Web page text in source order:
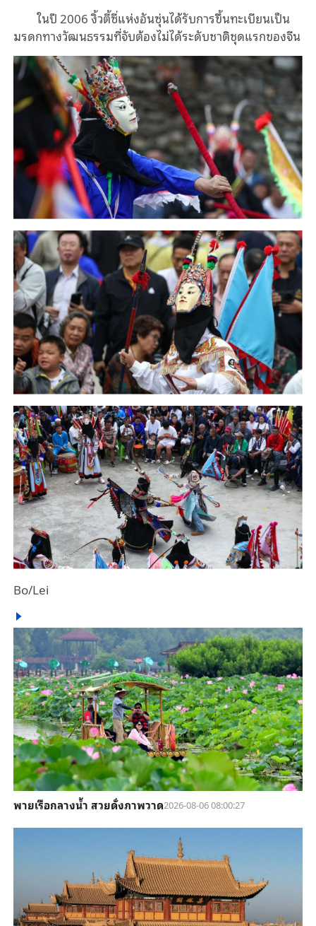
ในปี 2006 งิ้วตี้ซี่แห่งอันซุ่นได้รับการขึ้นทะเบียนเป็น
มรดกทางวัฒนธรรมที่จับต้องไม่ได้ระดับชาติชุดแรกของจีน
Bo/Lei
พายเรือกลางน้ำ สวยดั่งภาพวาด2026-08-06 08:00:27